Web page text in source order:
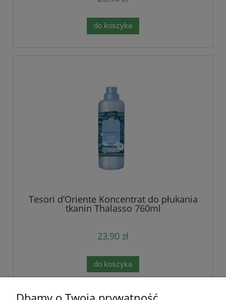
do koszyka
Tesori d’Oriente Koncentrat do płukania
tkanin Thalasso 760ml
23,90 zł
do koszyka